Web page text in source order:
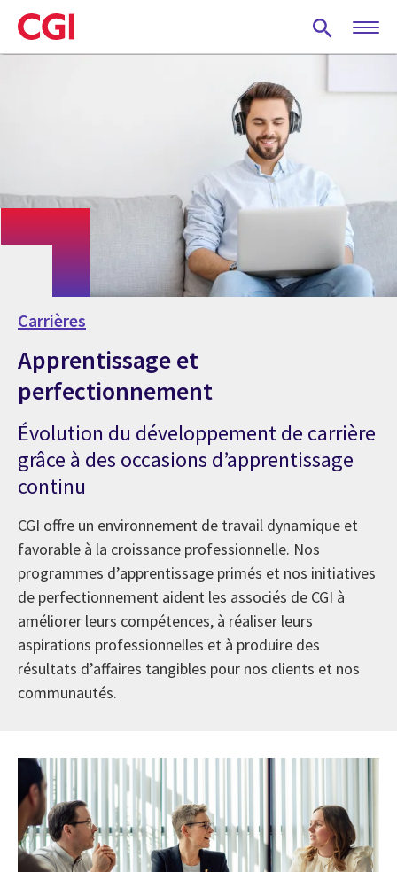
Skip
to
main
Carrières
Apprentissage et
perfectionnement
Évolution du développement de carrière
grâce à des occasions d’apprentissage
continu
CGI offre un environnement de travail dynamique et
favorable à la croissance professionnelle. Nos
programmes d’apprentissage primés et nos initiatives
de perfectionnement aident les associés de CGI à
améliorer leurs compétences, à réaliser leurs
aspirations professionnelles et à produire des
résultats d’affaires tangibles pour nos clients et nos
communautés.